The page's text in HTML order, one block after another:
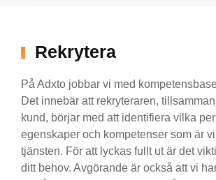
Rekrytera
På Adxto jobbar vi med
Det innebär att rekryteraren,
kund, börjar med att identifiera vilka
egenskaper och kompetenser som är
tjänsten. För att lyckas fullt ut är det
ditt behov. Avgörande är också att vi